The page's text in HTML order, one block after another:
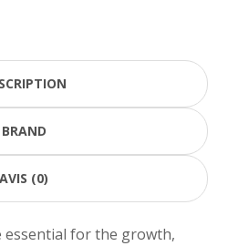
BRAND
AVIS (0)
essential for the growth,